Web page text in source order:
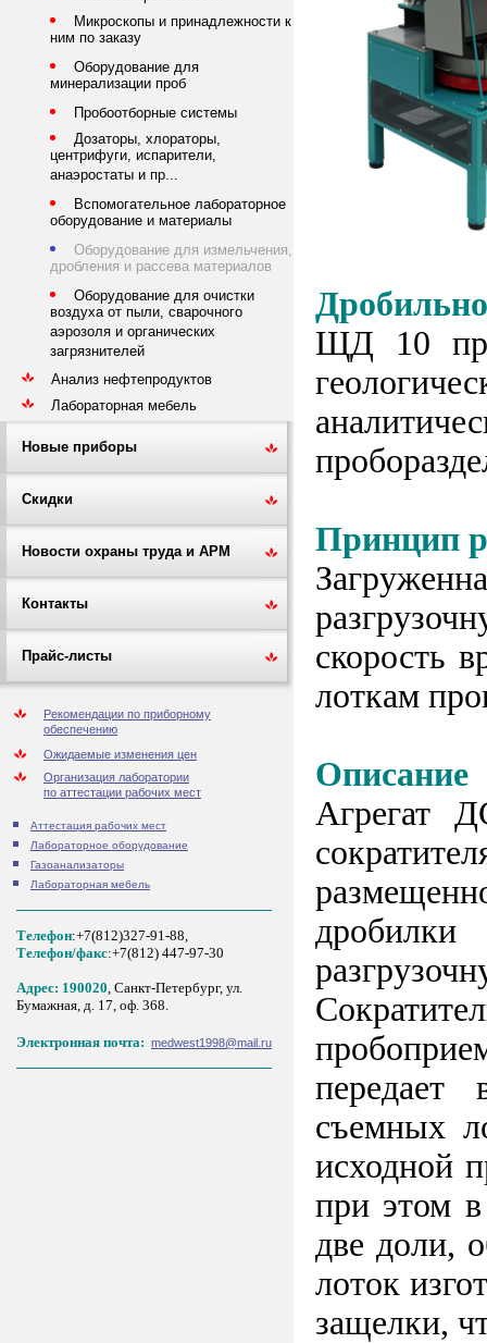
Микроскопы и принадлежности к
ним по заказу
Оборудование для
минерализации проб
Пробоотборные системы
Дозаторы, хлораторы,
центрифуги, испарители,
анаэростаты и пр...
Вспомогательное лабораторное
оборудование и материалы
Оборудование для измельчения,
дробления и рассева материалов
Оборудование для очистки
воздуха от пыли, сварочного
аэрозоля и органических
загрязнителей
Анализ нефтепродуктов
Лабораторная мебель
Новые приборы
Скидки
Новости охраны труда и АРМ
Контакты
Прайс-листы
Рекомендации по приборному
обеспечению
Ожидаемые изменения цен
Организация лаборатории
по аттестации рабочих мест
Аттестация рабочих мест
Лабораторное оборудование
Газоанализаторы
Лабораторная мебель
Телефон:+7(812)327-91-88,
Tелефон/факс:+7(812) 447-97-30
Адрес: 190020, Санкт-Петербург, ул.
Бумажная, д. 17, оф. 368.
Электронная почта: medwest1998@mail.ru
ЩД 10
Принцип
скорость
лоткам
Описание
Агрегат
дробилки
передает
съемных
исходной
при этом в
две доли,
лоток
защелки,